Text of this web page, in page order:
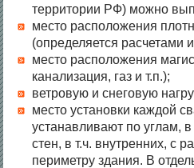
территории РФ) можно
место расположения
(определяется
место расположения
канализация, газ и т.п.);
ветровую и снеговую
место установки каждой
устанавливают по углам,
стен, в т.ч. внутренних, с
периметру здания. В